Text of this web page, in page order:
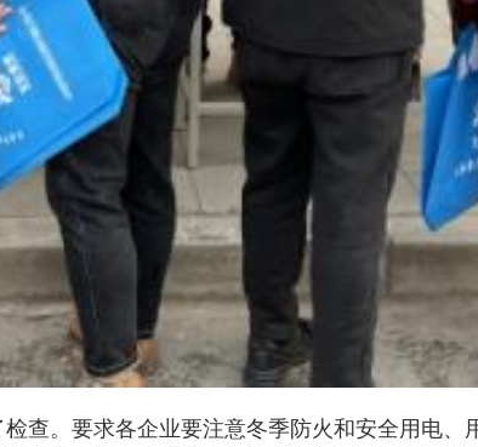
查。要求各企业要注意冬季防火和安全用电